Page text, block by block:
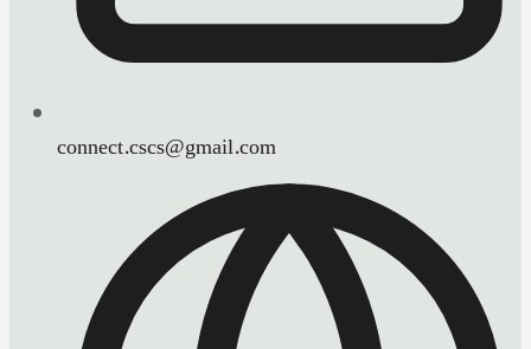
connect.cscs@gmail.com